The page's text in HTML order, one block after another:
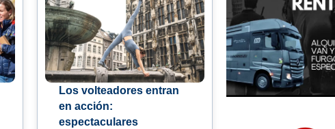
Los volteadores entran
en acción:
espectaculares